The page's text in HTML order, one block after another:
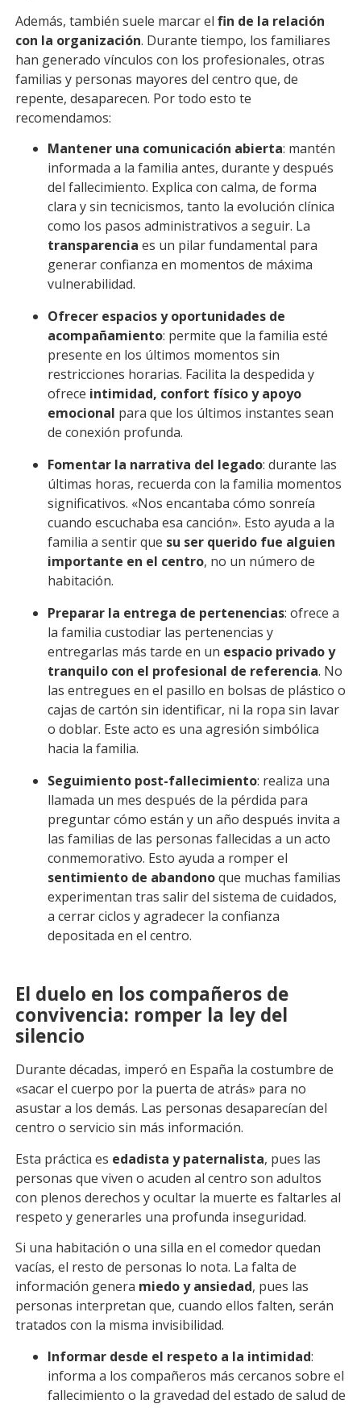
Además, también suele marcar el fin de la relación
con la organización. Durante tiempo, los familiares
han generado vínculos con los profesionales, otras
familias y personas mayores del centro que, de
repente, desaparecen. Por todo esto te
recomendamos:
Mantener una comunicación abierta: mantén
informada a la familia antes, durante y después
del fallecimiento. Explica con calma, de forma
clara y sin tecnicismos, tanto la evolución clínica
como los pasos administrativos a seguir. La
transparencia es un pilar fundamental para
generar confianza en momentos de máxima
vulnerabilidad.
Ofrecer espacios y oportunidades de
acompañamiento: permite que la familia esté
presente en los últimos momentos sin
restricciones horarias. Facilita la despedida y
ofrece intimidad, confort físico y apoyo
emocional para que los últimos instantes sean
de conexión profunda.
Fomentar la narrativa del legado: durante las
últimas horas, recuerda con la familia momentos
significativos. «Nos encantaba cómo sonreía
cuando escuchaba esa canción». Esto ayuda a la
familia a sentir que su ser querido fue alguien
importante en el centro, no un número de
habitación.
Preparar la entrega de pertenencias: ofrece a
la familia custodiar las pertenencias y
entregarlas más tarde en un espacio privado y
tranquilo con el profesional de referencia. No
las entregues en el pasillo en bolsas de plástico o
cajas de cartón sin identificar, ni la ropa sin lavar
o doblar. Este acto es una agresión simbólica
hacia la familia.
Seguimiento post-fallecimiento: realiza una
llamada un mes después de la pérdida para
preguntar cómo están y un año después invita a
las familias de las personas fallecidas a un acto
conmemorativo. Esto ayuda a romper el
sentimiento de abandonoque muchas familias
experimentan tras salir del sistema de cuidados,
a cerrar ciclos y agradecer la confianza
depositada en el centro.
El duelo en los compañeros de
convivencia: romper la ley del
silencio
Durante décadas, imperó en España la costumbre de
«sacar el cuerpo por la puerta de atrás» para no
asustar a los demás. Las personas desaparecían del
centro o servicio sin más información.
Esta práctica es edadista y paternalista, pues las
personas que viven o acuden al centro son adultos
con plenos derechos y ocultar la muerte es faltarles al
respeto y generarles una profunda inseguridad.
Si una habitación o una silla en el comedor quedan
vacías, el resto de personas lo nota. La falta de
información genera miedo y ansiedad, pues las
personas interpretan que, cuando ellos falten, serán
tratados con la misma invisibilidad.
Informar desde el respeto a la intimidad:
informa a los compañeros más cercanos sobre el
fallecimiento o la gravedad del estado de salud de